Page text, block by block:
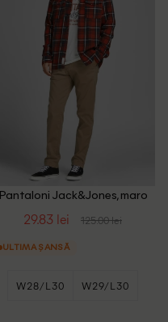
Pantaloni Jack&Jones, maro
29.83 lei 125.00 lei
ULTIMA ȘANSĂ
W28/L30 W29/L30